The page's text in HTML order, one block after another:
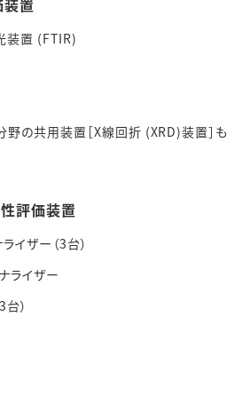
装置
装置 (FTIR)
野の共用装置［X線回折 (XRD)装置］も
評価装置
イザー（3台）
ライザー
）